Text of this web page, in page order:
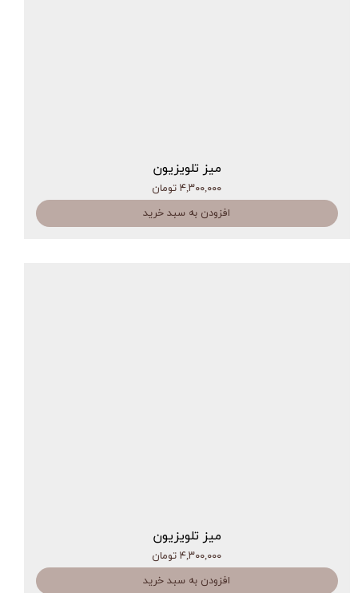
میز تلویزیون
۴,۳۰۰,۰۰۰ تومان
افزودن به سبد خرید
میز تلویزیون
۴,۳۰۰,۰۰۰ تومان
افزودن به سبد خرید